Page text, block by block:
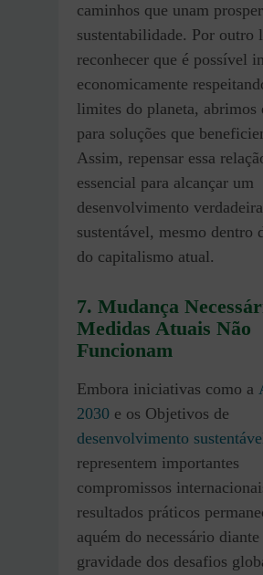
caminhos que unam
sustentabilidade. Por outro
reconhecer que é possível
economicamente
limites do planeta, abrimos
para soluções que
Assim, repensar essa
essencial para alcançar um
desenvolvimento
sustentável, mesmo dentro
do capitalismo atual.
7. Mudança
Medidas Atuais Não
Funcionam
Embora iniciativas como a
2030 e os Objetivos de
desenvolvimento
representem importantes
compromissos
resultados práticos
aquém do necessário diante
gravidade dos desafios